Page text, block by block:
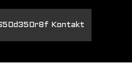
Kontakt